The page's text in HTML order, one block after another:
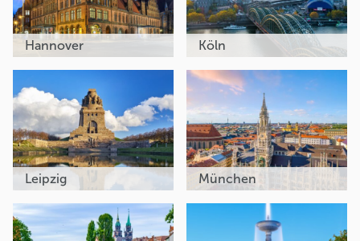
Hannover Köln
Leipzig München